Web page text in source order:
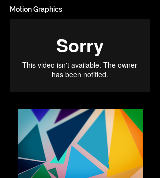
Motion Graphics